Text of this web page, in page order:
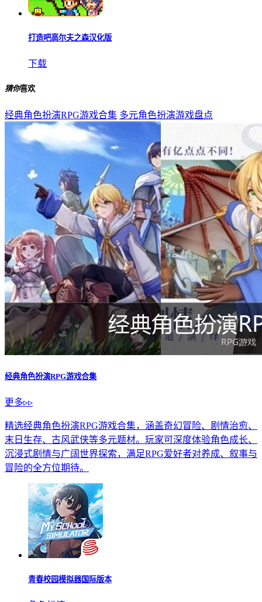
打造吧高尔夫之森汉化版
下载
猜你喜欢
经典角色扮演RPG游戏合集 多元角色扮演游戏盘点
经典角色扮演RPG游戏合集
更多▹▹
精选经典角色扮演RPG游戏合集，涵盖奇幻冒险、剧情治愈、
末日生存、古风武侠等多元题材。玩家可深度体验角色成长、
沉浸式剧情与广阔世界探索，满足RPG爱好者对养成、叙事与
冒险的全方位期待。
青春校园模拟器国际版本